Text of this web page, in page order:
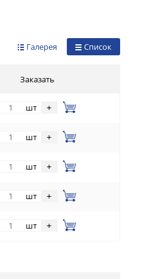
Список
Галерея
Заказать
шт +
шт +
шт +
шт +
шт +